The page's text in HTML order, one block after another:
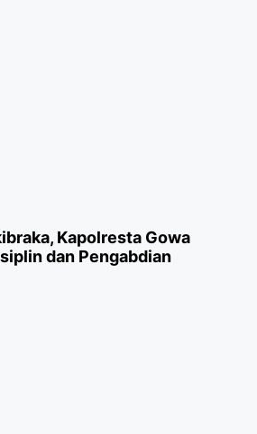
Kapolresta Gowa
dan Pengabdian